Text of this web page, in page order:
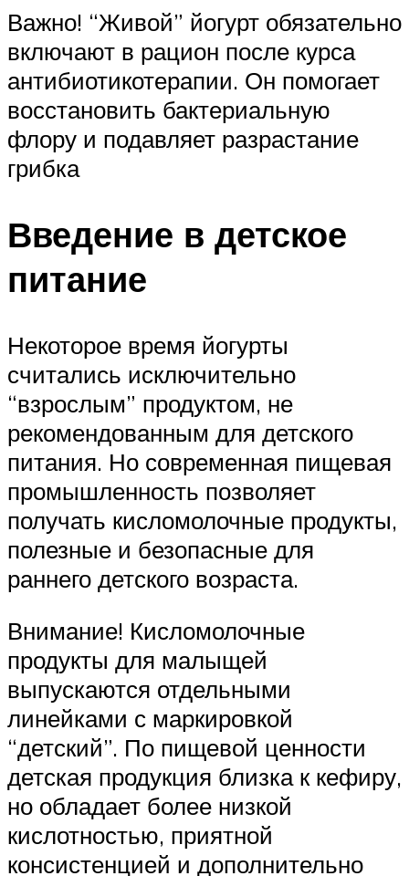
Важно! “Живой” йогурт обязательно
включают в рацион после курса
антибиотикотерапии. Он помогает
восстановить бактериальную
флору и подавляет разрастание
грибка
Введение в детское
питание
Некоторое время йогурты
считались исключительно
“взрослым” продуктом, не
рекомендованным для детского
питания. Но современная пищевая
промышленность позволяет
получать кисломолочные продукты,
полезные и безопасные для
раннего детского возраста.
Внимание! Кисломолочные
продукты для малыщей
выпускаются отдельными
линейками с маркировкой
“детский”. По пищевой ценности
детская продукция близка к кефиру,
но обладает более низкой
кислотностью, приятной
консистенцией и дополнительно